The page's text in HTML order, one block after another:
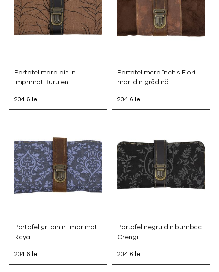
Portofel maro din in
imprimat Buruieni
234.6 lei
Portofel maro închis Flori
mari din grădină
234.6 lei
Portofel gri din in imprimat
Royal
234.6 lei
Portofel negru din bumbac
Crengi
234.6 lei